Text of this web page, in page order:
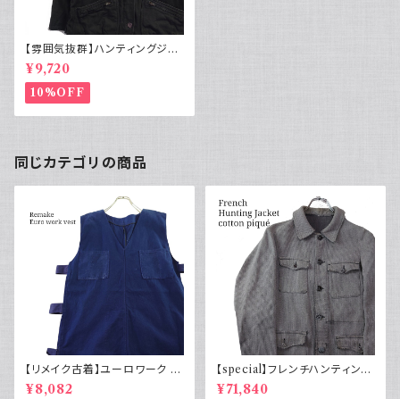
【雰囲気抜群】ハンティングジャ
ケット コーデュロイ襟 カーキグ
リーン アメカジ
¥9,720
10%OFF
同じカテゴリの商品
【リメイク古着】ユーロワーク ベ
スト フランス軍GAOモチーフ 管
理番号E217
¥8,082
【special】フレンチハンティング
ジャケット コットンピケ 動物ボ
タン50s
¥71,840